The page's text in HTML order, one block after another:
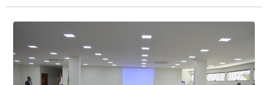
nacional do 12º Prêmio Sebrae Prefeitura
Empreendedora, que visou valorizar e destacar o papel
dos gestores públicos comprometidos com o
desenvolvimento socioeconômico dos municípios, a
partir de iniciativas que estimulam o empreendedorismo,